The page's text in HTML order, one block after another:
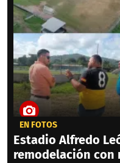
EN FOTOS
Estadio Alfredo
remodelación con